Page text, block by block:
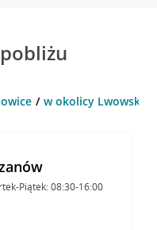
w okolicy Lwowska
Piątek: 08:30-16:00